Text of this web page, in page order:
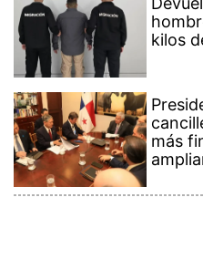
kilos
más